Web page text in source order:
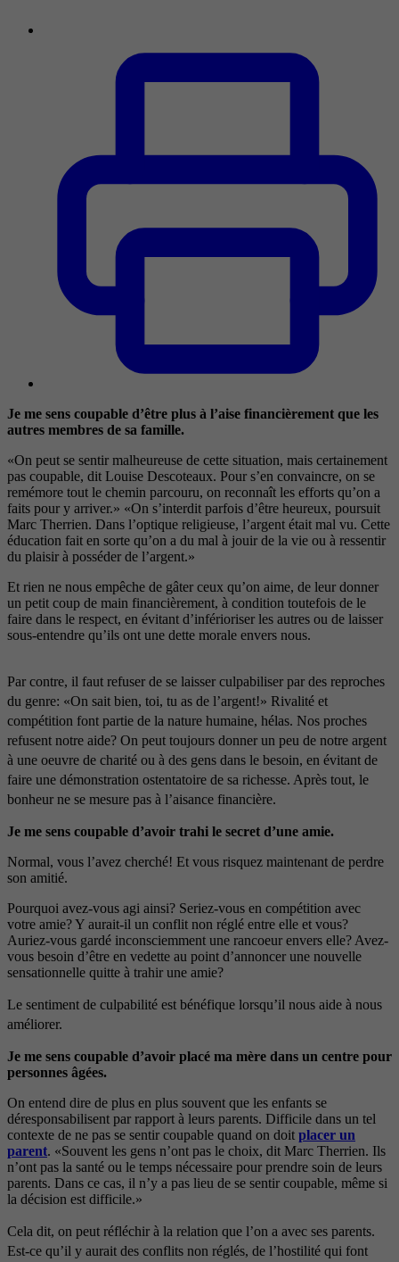
Je me sens coupable d’être plus à l’aise financièrement que les
autres membres de sa famille.
«On peut se sentir malheureuse de cette situation, mais certainement
pas coupable, dit Louise Descoteaux. Pour s’en convaincre, on se
remémore tout le chemin parcouru, on reconnaît les efforts qu’on a
faits pour y arriver.» «On s’interdit parfois d’être heureux, poursuit
Marc Therrien. Dans l’optique religieuse, l’argent était mal vu. Cette
éducation fait en sorte qu’on a du mal à jouir de la vie ou à ressentir
du plaisir à posséder de l’argent.»
Et rien ne nous empêche de gâter ceux qu’on aime, de leur donner
un petit coup de main financièrement, à condition toutefois de le
faire dans le respect, en évitant d’inférioriser les autres ou de laisser
sous-entendre qu’ils ont une dette morale envers nous.
Par contre, il faut refuser de se laisser culpabiliser par des reproches
du genre: «On sait bien, toi, tu as de l’argent!» Rivalité et
compétition font partie de la nature humaine, hélas. Nos proches
refusent notre aide? On peut toujours donner un peu de notre argent
à une oeuvre de charité ou à des gens dans le besoin, en évitant de
faire une démonstration ostentatoire de sa richesse. Après tout, le
bonheur ne se mesure pas à l’aisance financière.
Je me sens coupable d’avoir trahi le secret d’une amie.
Normal, vous l’avez cherché! Et vous risquez maintenant de perdre
son amitié.
Pourquoi avez-vous agi ainsi? Seriez-vous en compétition avec
votre amie? Y aurait-il un conflit non réglé entre elle et vous?
Auriez-vous gardé inconsciemment une rancoeur envers elle? Avez-
vous besoin d’être en vedette au point d’annoncer une nouvelle
sensationnelle quitte à trahir une amie?
Le sentiment de culpabilité est bénéfique lorsqu’il nous aide à nous
améliorer.
Je me sens coupable d’avoir placé ma mère dans un centre pour
personnes âgées.
On entend dire de plus en plus souvent que les enfants se
déresponsabilisent par rapport à leurs parents. Difficile dans un tel
contexte de ne pas se sentir coupable quand on doit placer un
parent. «Souvent les gens n’ont pas le choix, dit Marc Therrien. Ils
n’ont pas la santé ou le temps nécessaire pour prendre soin de leurs
parents. Dans ce cas, il n’y a pas lieu de se sentir coupable, même si
la décision est difficile.»
Cela dit, on peut réfléchir à la relation que l’on a avec ses parents.
Est-ce qu’il y aurait des conflits non réglés, de l’hostilité qui font